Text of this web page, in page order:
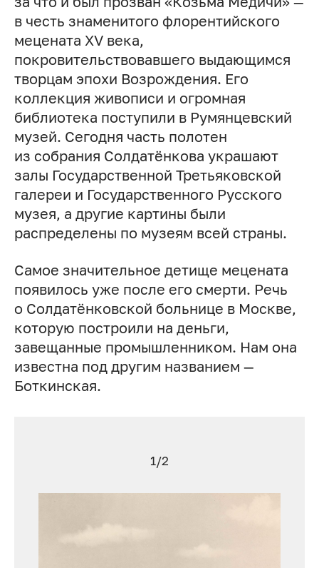
в честь знаменитого флорентийского
мецената XV века,
покровительствовавшего выдающимся
творцам эпохи Возрождения. Его
коллекция живописи и огромная
библиотека поступили в Румянцевский
музей. Сегодня часть полотен
из собрания Солдатёнкова украшают
залы Государственной Третьяковской
галереи и Государственного Русского
музея, а другие картины были
распределены по музеям всей страны.
Самое значительное детище мецената
появилось уже после его смерти. Речь
о Солдатёнковской больнице в Москве,
которую построили на деньги,
завещанные промышленником. Нам она
известна под другим названием —
Боткинская.
1/2